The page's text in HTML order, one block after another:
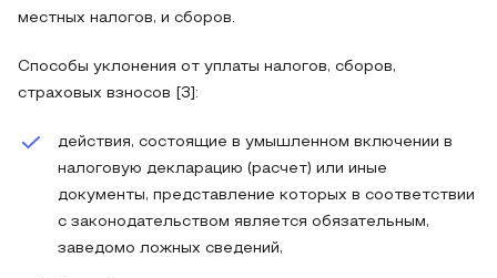
местных налогов, и сборов.
Способы уклонения от уплаты налогов, сборов,
страховых взносов [3]:
действия, состоящие в умышленном включении в
налоговую декларацию (расчет) или иные
документы, представление которых в соответствии
с законодательством является обязательным,
заведомо ложных сведений,